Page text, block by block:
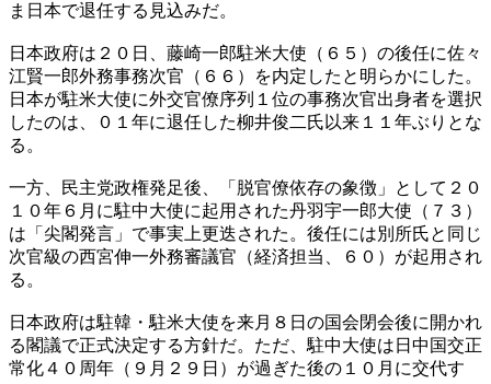
ま日本で退任する見込みだ。
日本政府は２０日、藤崎一郎駐米大使（６５）の後任に佐々
江賢一郎外務事務次官（６６）を内定したと明らかにした。
日本が駐米大使に外交官僚序列１位の事務次官出身者を選択
したのは、０１年に退任した柳井俊二氏以来１１年ぶりとな
る。
一方、民主党政権発足後、「脱官僚依存の象徴」として２０
１０年６月に駐中大使に起用された丹羽宇一郎大使（７３）
は「尖閣発言」で事実上更迭された。後任には別所氏と同じ
次官級の西宮伸一外務審議官（経済担当、６０）が起用され
る。
日本政府は駐韓・駐米大使を来月８日の国会閉会後に開かれ
る閣議で正式決定する方針だ。ただ、駐中大使は日中国交正
常化４０周年（９月２９日）が過ぎた後の１０月に交代す